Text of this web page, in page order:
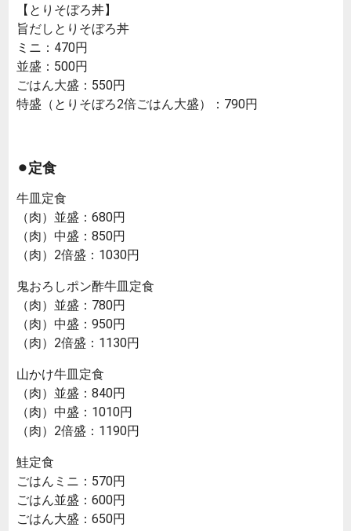
【とりそぼろ丼】
旨だしとりそぼろ丼
ミニ：470円
並盛：500円
ごはん大盛：550円
特盛（とりそぼろ2倍ごはん大盛）：790円
⚫︎定食
牛皿定食
（肉）並盛：680円
（肉）中盛：850円
（肉）2倍盛：1030円
鬼おろしポン酢牛皿定食
（肉）並盛：780円
（肉）中盛：950円
（肉）2倍盛：1130円
山かけ牛皿定食
（肉）並盛：840円
（肉）中盛：1010円
（肉）2倍盛：1190円
鮭定食
ごはんミニ：570円
ごはん並盛：600円
ごはん大盛：650円